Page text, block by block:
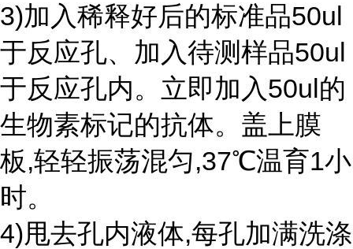
3)加入稀释好后的标准品50ul
于反应孔、加入待测样品50ul
于反应孔内。立即加入50ul的
生物素标记的抗体。盖上膜
板,轻轻振荡混匀,37℃温育1小
时。
4)甩去孔内液体,每孔加满洗涤